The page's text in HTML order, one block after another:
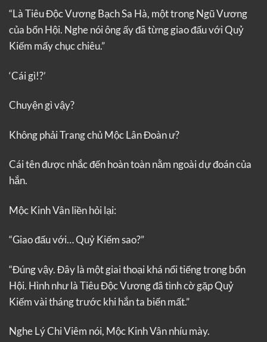
“Là Tiêu Độc Vương Bạch Sa Hà, một trong Ngũ Vương
của bổn Hội. Nghe nói ông ấy đã từng giao đấu với Quỷ
Kiếm mấy chục chiêu.”
‘Cái gì!?’
Chuyện gì vậy?
Không phải Trang chủ Mộc Lân Đoàn ư?
Cái tên được nhắc đến hoàn toàn nằm ngoài dự đoán của
hắn.
Mộc Kinh Vân liền hỏi lại:
“Giao đấu với… Quỷ Kiếm sao?”
“Đúng vậy. Đây là một giai thoại khá nổi tiếng trong bổn
Hội. Hình như là Tiêu Độc Vương đã tình cờ gặp Quỷ
Kiếm vài tháng trước khi hắn ta biến mất.”
Nghe Lý Chi Viêm nói, Mộc Kinh Vân nhíu mày.